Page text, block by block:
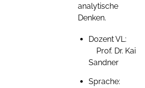
analytische
Denken.
Dozent VL:
Prof. Dr. Kai
Sandner
Sprache: